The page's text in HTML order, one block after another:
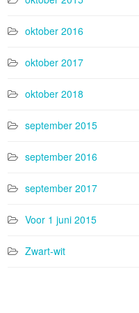
oktober 2016
oktober 2017
oktober 2018
september 2015
september 2016
september 2017
Voor 1 juni 2015
Zwart-wit